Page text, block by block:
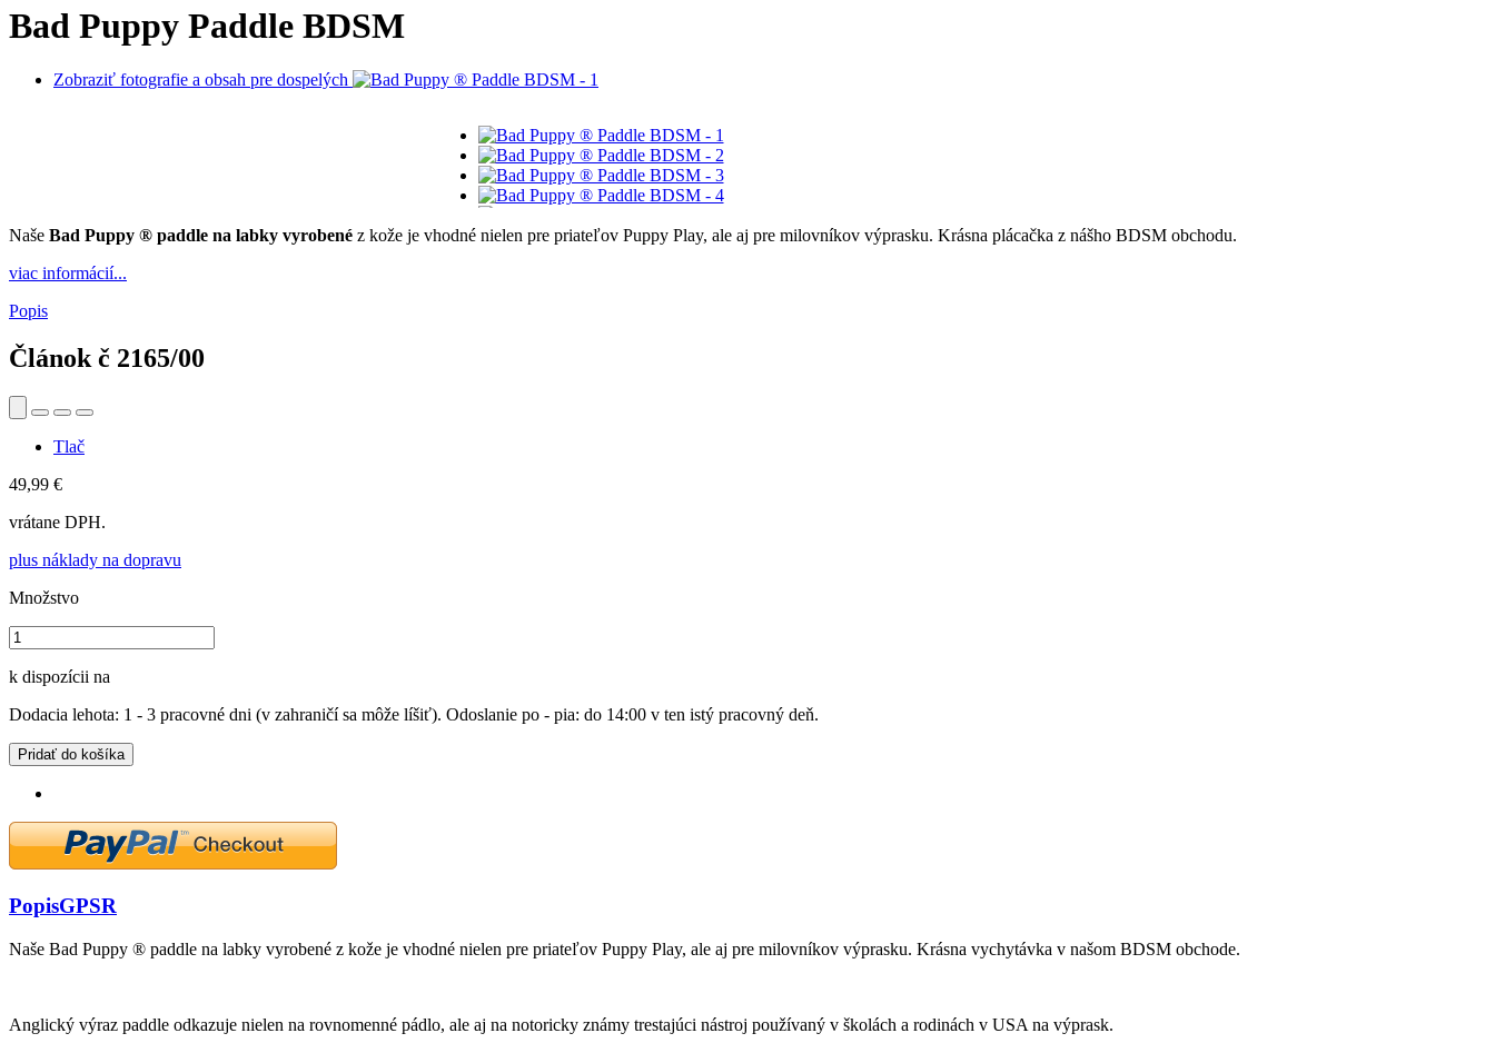
Bad Puppy Paddle BDSM
Zobraziť fotografie a obsah pre dospelých
Naše Bad Puppy ® paddle na labky vyrobené z kože je vhodné nielen pre priateľov Puppy Play, ale aj pre milovníkov výprasku. Krásna plácačka z nášho BDSM obchodu.
viac informácií...
Popis
Článok č 2165/00
Tlač
49,99 €
vrátane DPH.
plus náklady na dopravu
Množstvo
k dispozícii na
Dodacia lehota: 1 - 3 pracovné dni (v zahraničí sa môže líšiť). Odoslanie po - pia: do 14:00 v ten istý pracovný deň.
Pridať do košíka
PopisGPSR
Naše Bad Puppy ® paddle na labky vyrobené z kože je vhodné nielen pre priateľov Puppy Play, ale aj pre milovníkov výprasku. Krásna vychytávka v našom BDSM obchode.
Anglický výraz paddle odkazuje nielen na rovnomenné pádlo, ale aj na notoricky známy trestajúci nástroj používaný v školách a rodinách v USA na výprask.